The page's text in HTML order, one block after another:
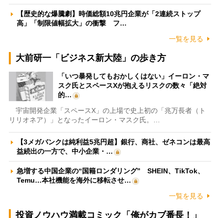
【歴史的な爆騰劇】時価総額10兆円企業が「2連続ストップ
高」「制限値幅拡大」の衝撃 フ…
一覧を見る
大前研一「ビジネス新大陸」の歩き方
「いつ暴発してもおかしくはない」イーロン・マ
スク氏とスペースXが抱えるリスクの数々「絶対
的…
宇宙開発企業「スペースX」の上場で史上初の「兆万長者（ト
リリオネア）」となったイーロン・マスク氏。…
【3メガバンクは純利益5兆円超】銀行、商社、ゼネコンは最高
益続出の一方で、中小企業・…
急増する中国企業の“国籍ロンダリング” SHEIN、TikTok、
Temu…本社機能を海外に移転させ…
一覧を見る
投資ノウハウ満載コミック「俺がカブ番長！」